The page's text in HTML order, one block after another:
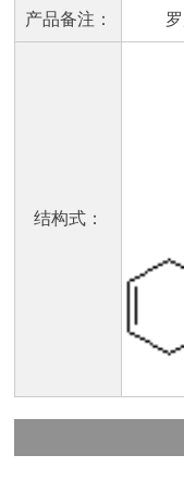
产品备注： 罗库
结构式：